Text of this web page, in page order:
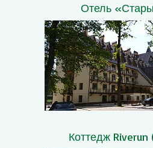
Отель
Коттедж